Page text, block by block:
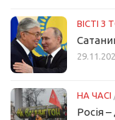
ВІСТІ З
НА ЧАСІ
Росія